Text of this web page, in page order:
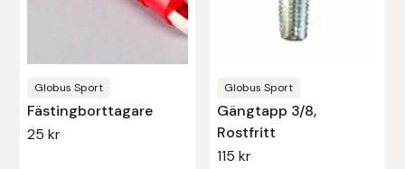
Globus Sport
Fästingborttagare
25kr
Globus Sport
Gängtapp 3/8,
Rostfritt
115 kr